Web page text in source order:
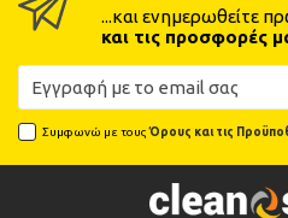
...και ενημερωθείτε
και τις προσφορές
Συμφωνώ με τουςΌρους και τις